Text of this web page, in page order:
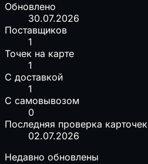
Обновлено
30.07.2026
Поставщиков
1
Точек на карте
1
С доставкой
1
С самовывозом
0
Последняя проверка карточек
02.07.2026
Недавно обновлены